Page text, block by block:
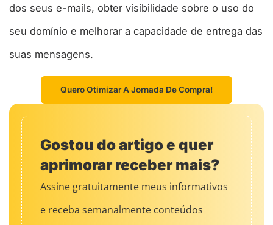
dos seus e-mails, obter visibilidade sobre o uso do
seu domínio e melhorar a capacidade de entrega das
suas mensagens.
Quero Otimizar A Jornada De Compra!
Gostou do artigo e quer
aprimorar receber mais?
Assine gratuitamente meus informativos
e receba semanalmente conteúdos